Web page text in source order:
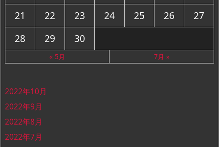
21
22 23 24 25 26
27
28
29 30
« 5月 7月 »
2022年10月
2022年9月
2022年8月
2022年7月